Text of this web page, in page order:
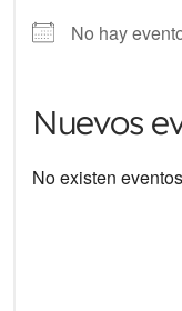
No hay
Nuevos
No existen